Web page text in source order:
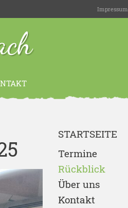
Impressum
STARTSEITE
Termine
Rückblick
Über uns
Kontakt